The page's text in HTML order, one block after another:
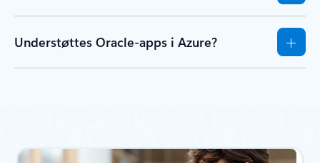
Understøttes Oracle-apps i Azure?